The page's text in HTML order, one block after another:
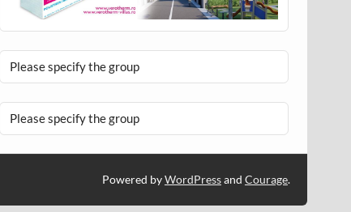
Please specify the group
Please specify the group
Powered byWordPressand Courage.